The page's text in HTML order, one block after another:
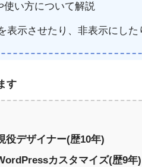
使い方について解説
表示させたり、非表示にし
す
役デザイナー(歴10年)
カスタマイズ(歴9年)